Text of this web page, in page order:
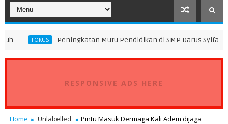
Peningkatan Mutu Pendidikan di SMP Darus Syifa Jakarta Utara
RESPONSIVE ADS HERE
Home Unlabelled
Pintu Masuk Dermaga Kali Adem dijaga